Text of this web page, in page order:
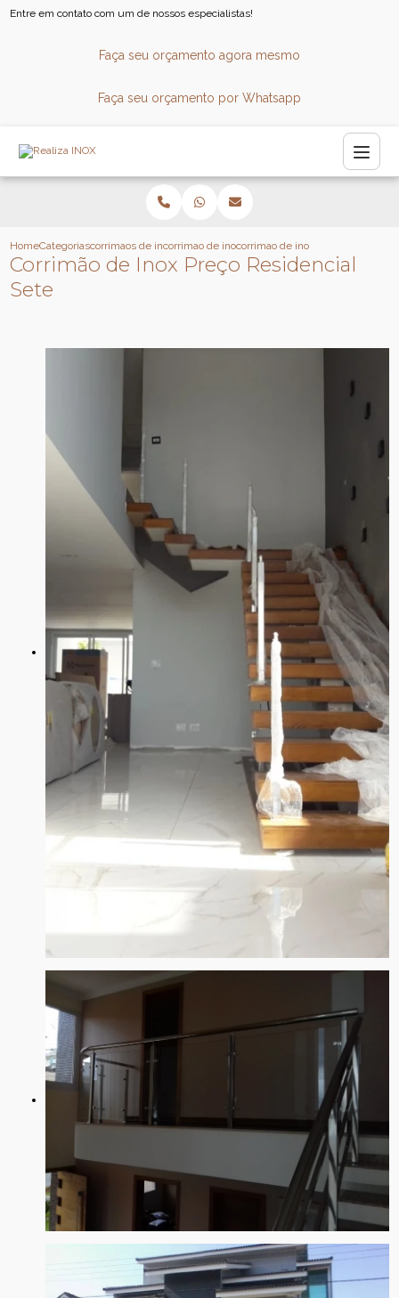
Entre em contato com um de nossos especialistas!
Faça seu orçamento agora mesmo
Faça seu orçamento por Whatsapp
HomeCategoriascorrimaos de inoxcorrimao de inox para consultorio
corrimao de inox preco
Corrimão de Inox Preço Residencial
Sete